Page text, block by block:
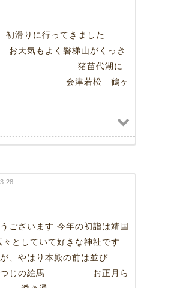
ってきました
磐梯山がくっき
代湖に
会津若松 鶴ヶ
28
ございます 今年の初詣は靖国
としていて好きな神社です
はり本殿の前は並び
の絵馬 お正月ら